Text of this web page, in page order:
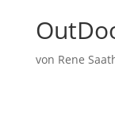
von Rene